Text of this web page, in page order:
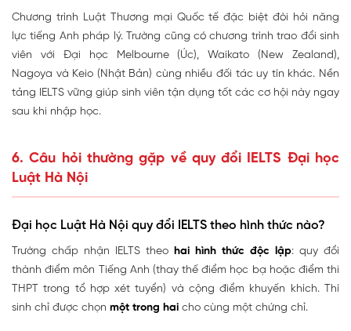
Chương trình Luật Thương mại Quốc tế đặc biệt đòi hỏi năng
lực tiếng Anh pháp lý. Trường cũng có chương trình trao đổi sinh
viên với Đại học Melbourne (Úc), Waikato (New Zealand),
Nagoya và Keio (Nhật Bản) cùng nhiều đối tác uy tín khác. Nền
tảng IELTS vững giúp sinh viên tận dụng tốt các cơ hội này ngay
sau khi nhập học.
6. Câu hỏi thường gặp về quy đổi IELTS Đại học
Luật Hà Nội
Đại học Luật Hà Nội quy đổi IELTS theo hình thức nào?
Trường chấp nhận IELTS theo hai hình thức độc lập: quy đổi
thành điểm môn Tiếng Anh (thay thế điểm học bạ hoặc điểm thi
THPT trong tổ hợp xét tuyển) và cộng điểm khuyến khích. Thí
sinh chỉ được chọn một trong hai cho cùng một chứng chỉ.